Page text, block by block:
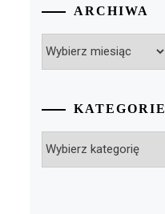
ARCHIWA
KATEGORIE